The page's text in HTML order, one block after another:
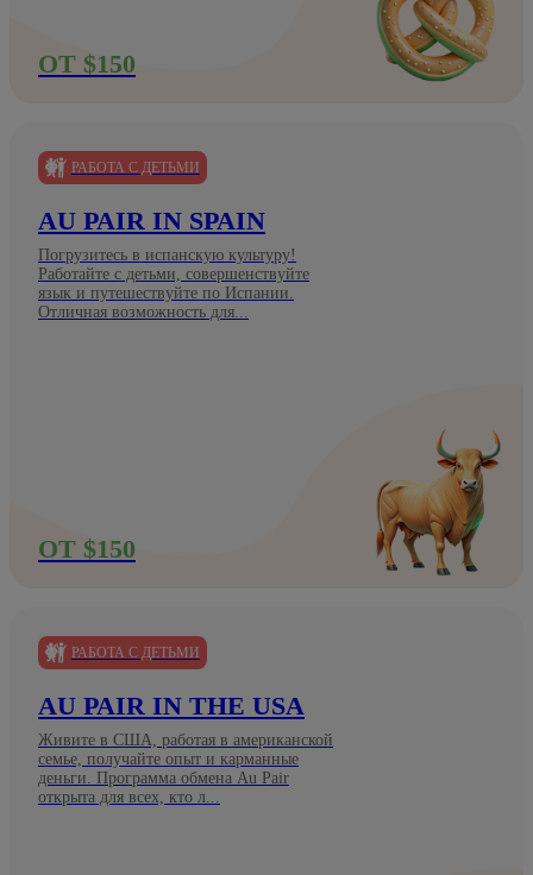
ОТ $150
РАБОТА С ДЕТЬМИ
AU PAIR IN SPAIN
Погрузитесь в испанскую культуру!
Работайте с детьми, совершенствуйте
язык и путешествуйте по Испании.
Отличная возможность для...
ОТ $150
РАБОТА С ДЕТЬМИ
AU PAIR IN THE USA
Живите в США, работая в американской
семье, получайте опыт и карманные
деньги. Программа обмена Au Pair
открыта для всех, кто л...